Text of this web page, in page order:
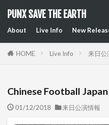
PUNX SAVE THE EARTH
About Live Info New
HOME Live Info 来日公
Chinese Football
01/12/2018 来日公演情報